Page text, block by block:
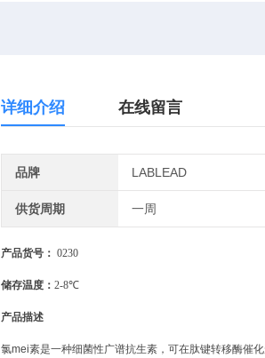
详细介绍 在线留言
品牌 LABLEAD
供货周期 一周
产品货号： 0230
储存温度： 2-8℃
产品描述
氯mei素是一种细菌性广谱抗生素，可在肽键转移酶催